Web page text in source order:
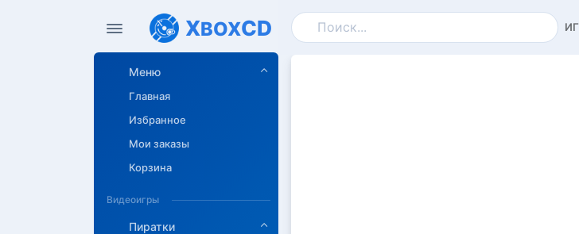
XBOXCD
Меню
Главная
Избранное
Мои заказы
Корзина
Видеоигры
Пиратки